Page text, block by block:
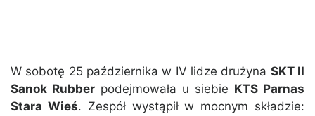
W sobotę 25 października w IV lidze drużyna SKT II
Sanok Rubber podejmowała u siebie KTS Parnas
Stara Wieś. Zespół wystąpił w mocnym składzie: